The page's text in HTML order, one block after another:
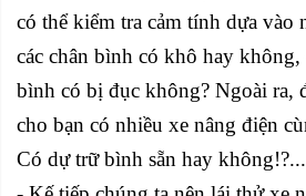
có thể kiểm tra cảm tính dựa vào
các chân bình có khô hay
bình có bị đục không? Ngoài ra,
cho bạn có nhiều xe nâng điện
Có dự trữ bình sẵn hay không!?...